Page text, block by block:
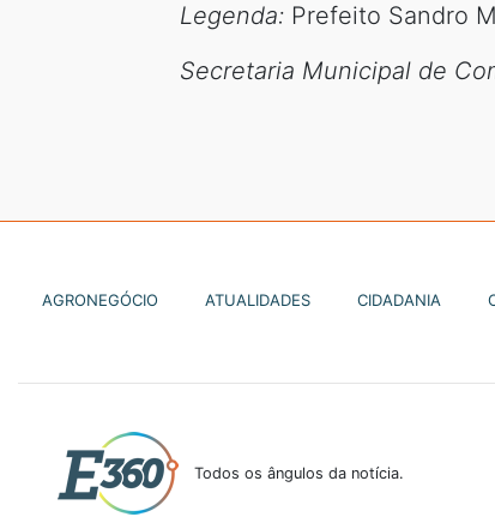
Legenda: Prefeito Sandro
Secretaria Municipal de
AGRONEGÓCIO ATUALIDADES CIDADANIA
Todos os ângulos da notícia.